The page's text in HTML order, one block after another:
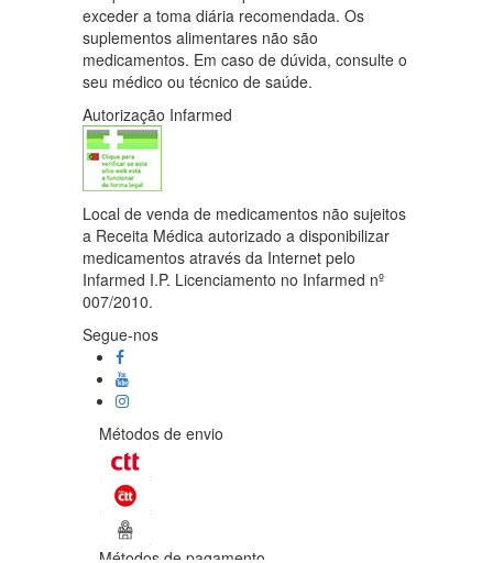
exceder a toma diária recomendada. Os
suplementos alimentares não são
medicamentos. Em caso de dúvida, consulte o
seu médico ou técnico de saúde.
Autorização Infarmed
Local de venda de medicamentos não sujeitos
a Receita Médica autorizado a disponibilizar
medicamentos através da Internet pelo
Infarmed I.P. Licenciamento no Infarmed nº
007/2010.
Segue-nos
Métodos de envio
Métodos de pagamento